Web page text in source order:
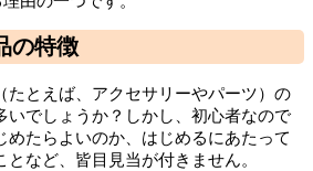
の特徴
たとえば、アクセサリーやパーツ）の
いでしょうか？しかし、初心者なので
めたらよいのか、はじめるにあたって
など、皆目見当が付きません。